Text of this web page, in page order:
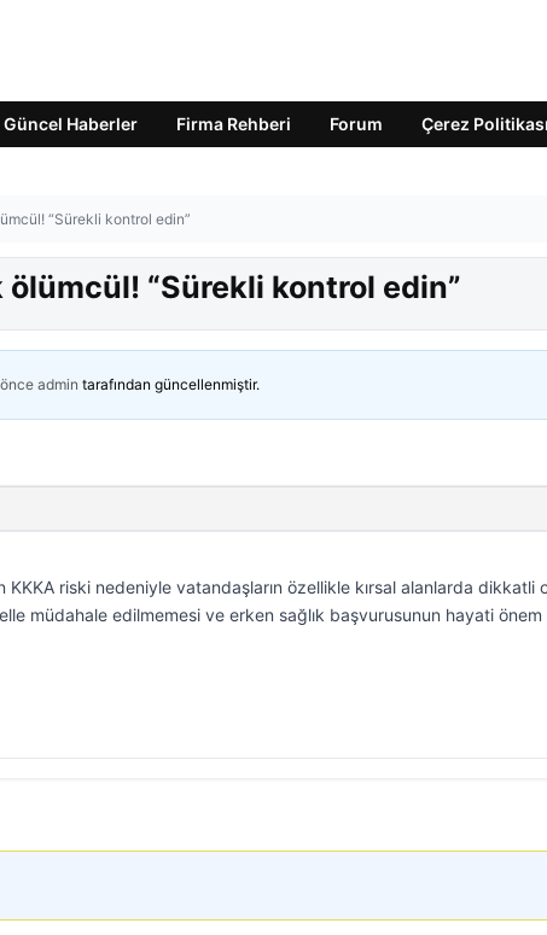
Güncel Haberler Firma Rehberi Forum Çerez Politikası
“Sürekli kontrol edin”
“Sürekli kontrol edin”
admin tarafından güncellenmiştir.
KKKA riski nedeniyle vatandaşların özellikle kırsal alanlarda dikkatli
müdahale edilmemesi ve erken sağlık başvurusunun hayati önem